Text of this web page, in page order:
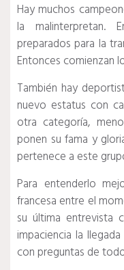
Hay muchos
la malinterpretan.
preparados para la
Entonces comienzan
También hay
nuevo estatus con
otra categoría,
ponen su fama y
pertenece a este
Para entenderlo
francesa entre el
su última entrevista
impaciencia la
con preguntas de